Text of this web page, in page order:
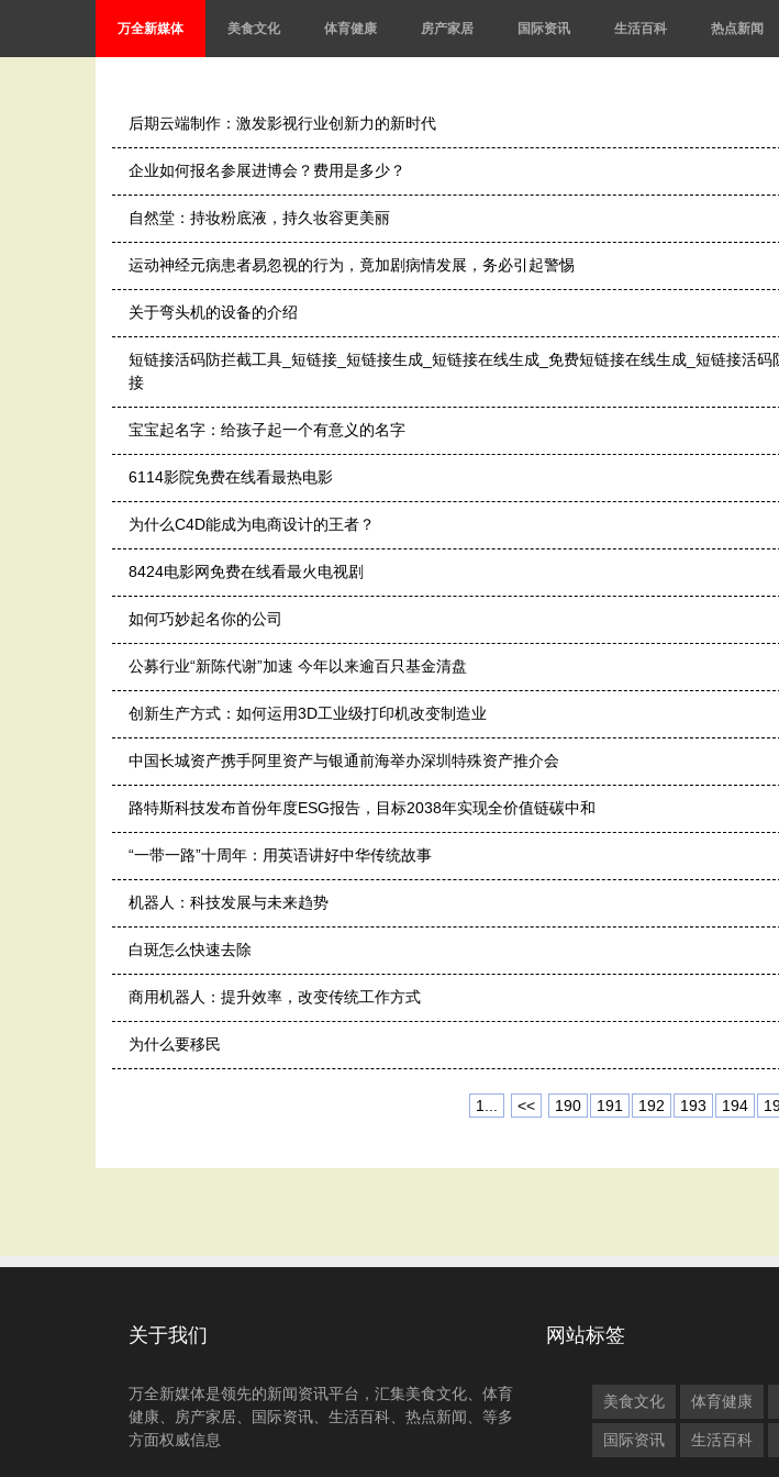
万全新媒体 美食文化 体育健康 房产家居 国际资讯 生活百科 热点新闻
后期云端制作：激发影视行业创新力的新时代
企业如何报名参展进博会？费用是多少？
自然堂：持妆粉底液，持久妆容更美丽
运动神经元病患者易忽视的行为，竟加剧病情发展，务必引起警惕
关于弯头机的设备的介绍
短链接活码防拦截工具_短链接_短链接生成_短链接在线生成_免费短链接在线生成_短链接活
接
宝宝起名字：给孩子起一个有意义的名字
6114影院免费在线看最热电影
为什么C4D能成为电商设计的王者？
8424电影网免费在线看最火电视剧
如何巧妙起名你的公司
公募行业“新陈代谢”加速 今年以来逾百只基金清盘
创新生产方式：如何运用3D工业级打印机改变制造业
中国长城资产携手阿里资产与银通前海举办深圳特殊资产推介会
路特斯科技发布首份年度ESG报告，目标2038年实现全价值链碳中和
“一带一路”十周年：用英语讲好中华传统故事
机器人：科技发展与未来趋势
白斑怎么快速去除
商用机器人：提升效率，改变传统工作方式
为什么要移民
1... << 190 191 192 193 194
关于我们
万全新媒体是领先的新闻资讯平台，汇集美食文化、体育
健康、房产家居、国际资讯、生活百科、热点新闻、等多
方面权威信息
网站标签
美食文化 体育健康
国际资讯 生活百科